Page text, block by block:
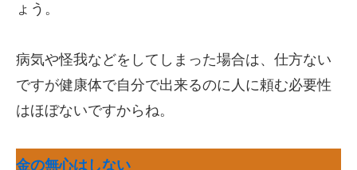
ょう。
病気や怪我などをしてしまった場合は、仕方ない
ですが健康体で自分で出来るのに人に頼む必要性
はほぼないですからね。
金の無心はしない